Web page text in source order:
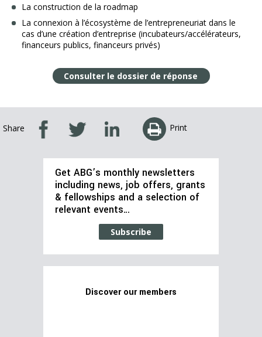
La construction de la roadmap
La connexion à l’écosystème de l’entrepreneuriat dans le
cas d’une création d’entreprise (incubateurs/accélérateurs,
financeurs publics, financeurs privés)
Consulter le dossier de réponse
Share Print
Get ABG’s monthly newsletters
including news, job offers, grants
& fellowships and a selection of
relevant events…
Subscribe
Discover our members